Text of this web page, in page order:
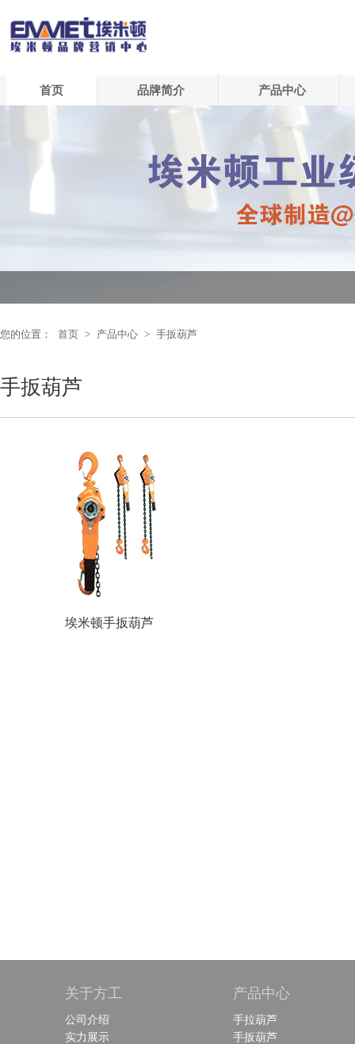
首页 品牌简介 产品中心
您的位置： 首页 > 产品中心 > 手扳葫芦
手扳葫芦
埃米顿手扳葫芦
关于方工
公司介绍
实力展示
产品中心
手拉葫芦
手扳葫芦